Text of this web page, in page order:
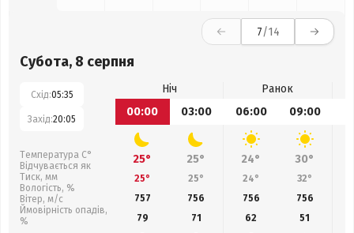
7/14
Субота, 8 серпня
Схід:05:35
Захід:20:05
Температура С°
Відчувається як
Тиск, мм
Вологість, %
Вітер, м/с
Ймовірність опадів,
%
Ніч
Ранок
00:00
03:00 06:00 09:00
25° 25° 24° 30°
25° 25° 24° 32°
757
756 756 756
79
71 62 51